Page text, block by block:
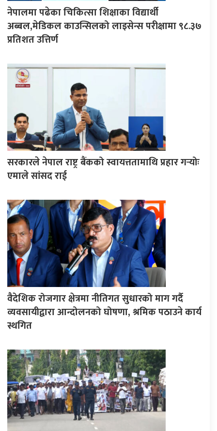
नेपालमा पढेका चिकित्सा शिक्षाका विद्यार्थी
अब्बल,मेडिकल काउन्सिलको लाइसेन्स परीक्षामा ९८.३७
प्रतिशत उत्तिर्ण
सरकारले नेपाल राष्ट्र बैंकको स्वायत्ततामाथि प्रहार गर्‍योः
एमाले सांसद राई
वैदेशिक रोजगार क्षेत्रमा नीतिगत सुधारको माग गर्दै
व्यवसायीद्वारा आन्दोलनको घोषणा, श्रमिक पठाउने कार्य
स्थगित